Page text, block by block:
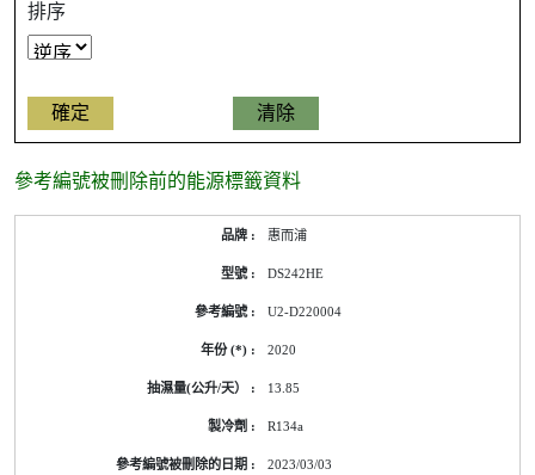
排序
參考編號被刪除前的能源標籤資料
惠而浦
DS242HE
U2-D220004
2020
13.85
R134a
2023/03/03